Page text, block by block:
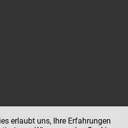
erlaubt uns, Ihre Erfahrungen